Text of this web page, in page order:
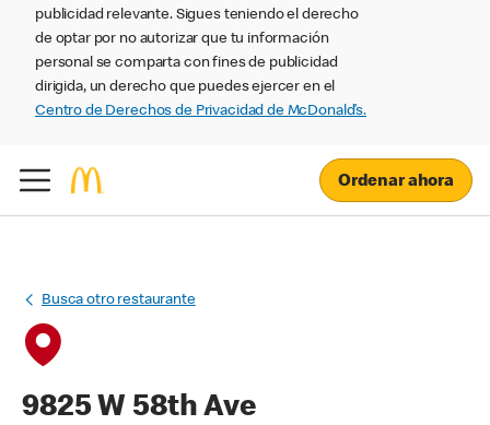
publicidad relevante. Sigues teniendo el derecho
de optar por no autorizar que tu información
personal se comparta con fines de publicidad
dirigida, un derecho que puedes ejercer en el
Centro de Derechos de Privacidad de McDonald’s.
Ordenar ahora
Busca otro restaurante
9825 W 58th Ave